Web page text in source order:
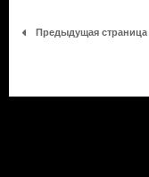
Предыдущая страница